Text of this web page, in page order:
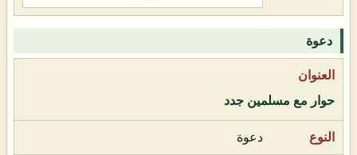
دعوة
حوار مع مسلمين جدد
دعوة